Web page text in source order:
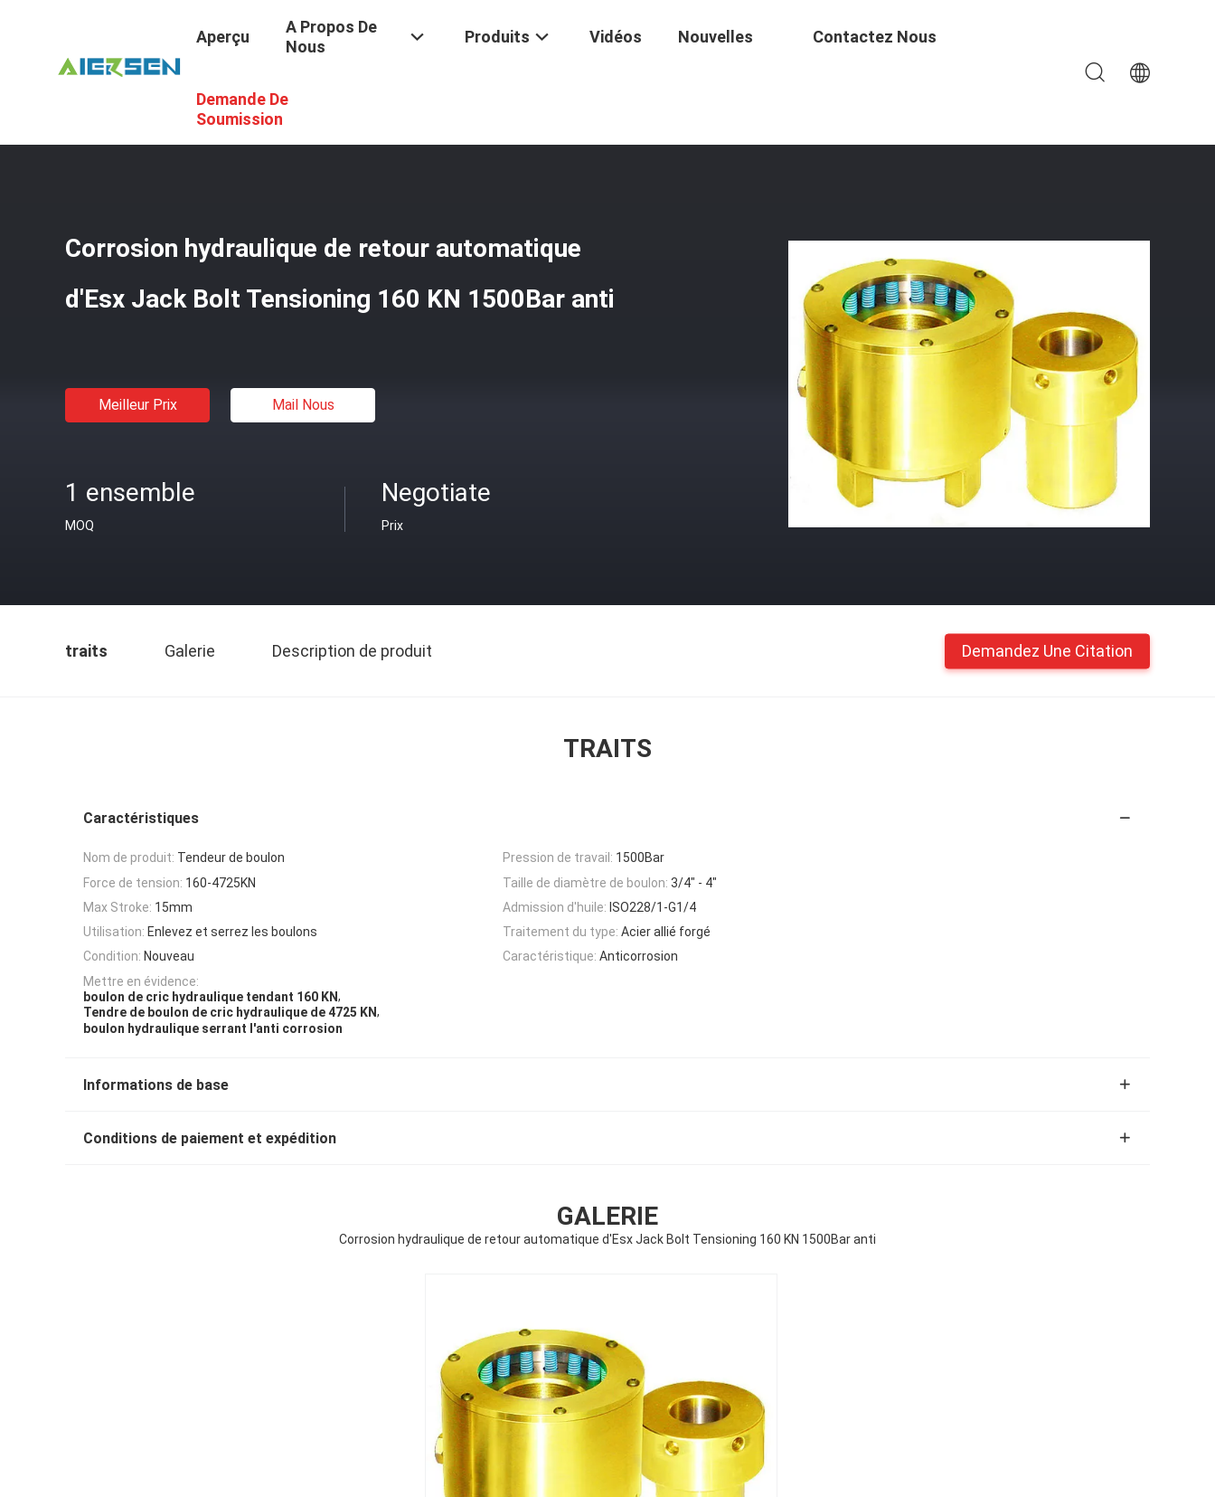
Aperçu
A Propos De
Nous
Produits Vidéos Nouvelles Contactez Nous
Demande De
Soumission
Tendre Hydraulique De Boulon
Corrosion hydraulique de retour automatique
d'Esx Jack Bolt Tensioning 160 KN 1500Bar anti
Meilleur Prix Mail Nous
1 ensemble
MOQ
Negotiate
Prix
traits Galerie Description de produit Demandez Une Citation
TRAITS
Caractéristiques
Nom de produit: Tendeur de boulon Pression de travail: 1500Bar
Force de tension: 160-4725KN Taille de diamètre de boulon: 3/4" - 4"
Max Stroke: 15mm Admission d'huile: ISO228/1-G1/4
Utilisation: Enlevez et serrez les boulons Traitement du type: Acier allié forgé
Condition: Nouveau Caractéristique: Anticorrosion
Mettre en évidence:
boulon de cric hydraulique tendant 160 KN,
Tendre de boulon de cric hydraulique de 4725 KN,
boulon hydraulique serrant l'anti corrosion
Informations de base
Conditions de paiement et expédition
GALERIE
Corrosion hydraulique de retour automatique d'Esx Jack Bolt Tensioning 160 KN 1500Bar anti